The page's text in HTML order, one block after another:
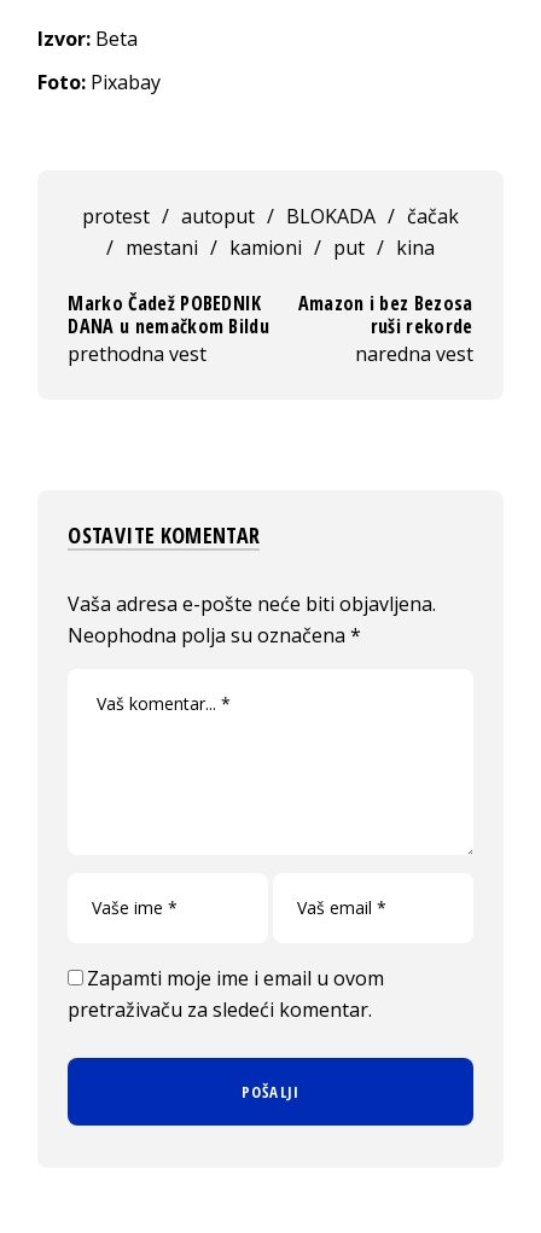
Izvor: Beta
Foto: Pixabay
protest / autoput / BLOKADA / čačak
/ mestani / kamioni / put / kina
Marko Čadež POBEDNIK
DANA u nemačkom Bildu
prethodna vest
Amazon i bez Bezosa
ruši rekorde
naredna vest
OSTAVITE KOMENTAR
Vaša adresa e-pošte neće biti objavljena.
Neophodna polja su označena*
Zapamti moje ime i email u ovom
pretraživaču za sledeći komentar.